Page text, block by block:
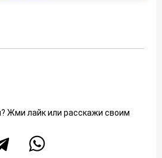
Жми лайк или расскажи своим